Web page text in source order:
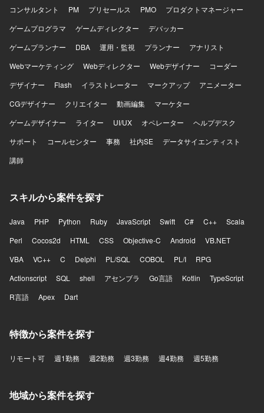
す。 【開発環境】 言語はJavaを使用し、ミドルウェアに
WebLogic、インフラにAWS、データベースにOracleDBを
コンサルタント
PM プリセールス PMO
プロダクトマネージャー
ゲームプログラマ
ゲームディレクター
デバッカー
ゲームプランナー
DBA 運用・監視 プランナー
アナリスト
Webマーケティング
Webディレクター Webデザイナー
コーダー
デザイナー
Flash イラストレーター マークアップ
アニメーター
CGデザイナー
クリエイター 動画編集
マーケター
ゲームデザイナー
ライター UI/UX オペレーター
ヘルプデスク
サポート
コールセンター 事務 社内SE
データサイエンティスト
講師
スキルから案件を探す
Java PHP Python Ruby JavaScript Swift C# C++
Scala
Perl
Cocos2d HTML CSS Objective-C Android
VB.NET
VBA
VC++ C Delphi PL/SQL COBOL PL/I
RPG
Actionscript
SQL shell アセンブラ Go言語 Kotlin
TypeScript
R言語
Apex Dart
特徴から案件を探す
リモート可 週1勤務 週2勤務 週3勤務 週4勤務 週5勤務
地域から案件を探す